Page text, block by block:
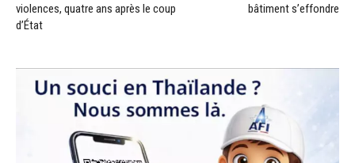
violences, quatre ans après le coup
d’État
bâtiment s’effondre